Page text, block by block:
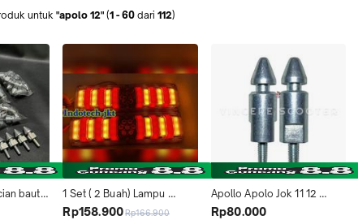
untuk "apolo 12" (1 -60 dari 112)
baut
standar
1 Set ( 2 Buah) Lampu
Variasi 12V / Lampu Stop
Rp158.900Rp166.900
Apollo Apolo Jok 11 12
Vespa Smallframe PTS
Rp80.000